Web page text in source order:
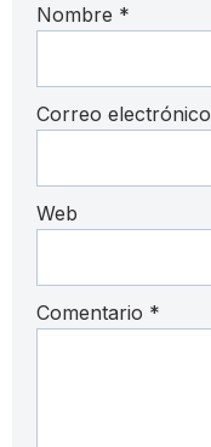
Nombre *
Correo electrónico
Web
Comentario *